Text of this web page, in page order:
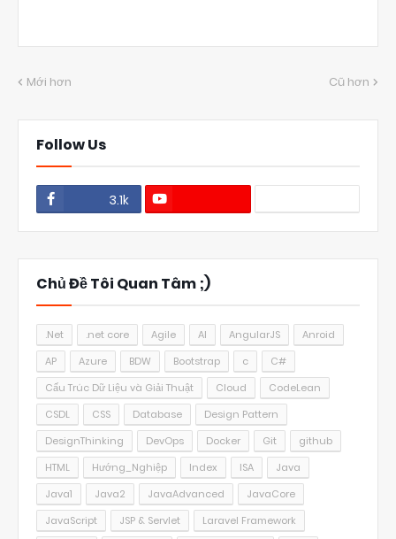
Mới hơn Cũ hơn
Follow Us
3.1k
Chủ Đề Tôi Quan Tâm ;)
.Net .net core Agile AI AngularJS
Anroid
AP
Azure BDW Bootstrap c
C#
Cấu Trúc Dữ Liệu và Giải Thuật
Cloud
CodeLean
CSDL
CSS Database
Design Pattern
DesignThinking
DevOps Docker Git
github
HTML
Hướng_Nghiệp Index ISA
Java
Java1
Java2 JavaAdvanced
JavaCore
JavaScript
JSP & Servlet
Laravel Framework